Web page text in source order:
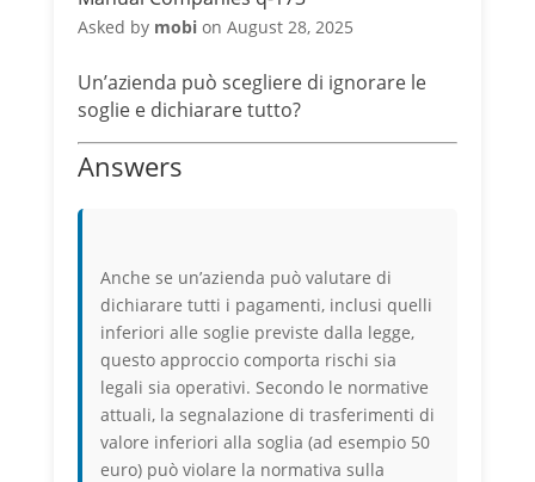
Asked by mobion August 28, 2025
Un’azienda può scegliere di ignorare le
soglie e dichiarare tutto?
Answers
Anche se un’azienda può valutare di
dichiarare tutti i pagamenti, inclusi quelli
inferiori alle soglie previste dalla legge,
questo approccio comporta rischi sia
legali sia operativi. Secondo le normative
attuali, la segnalazione di trasferimenti di
valore inferiori alla soglia (ad esempio 50
euro) può violare la normativa sulla